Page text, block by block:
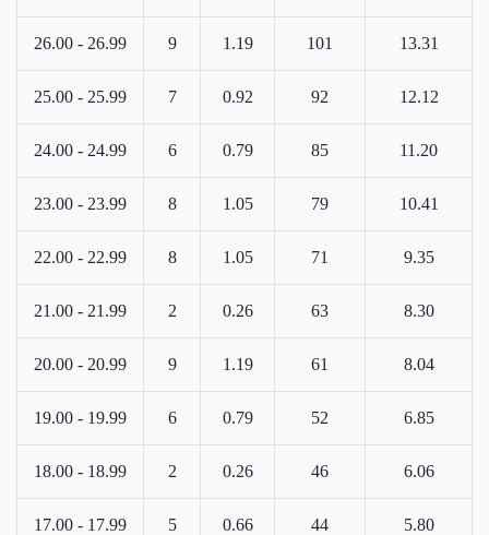
26.00 - 26.99 9 1.19 101 13.31
25.00 - 25.99 7 0.92 92 12.12
24.00 - 24.99 6 0.79 85 11.20
23.00 - 23.99 8 1.05 79 10.41
22.00 - 22.99 8 1.05 71 9.35
21.00 - 21.99 2 0.26 63 8.30
20.00 - 20.99 9 1.19 61 8.04
19.00 - 19.99 6 0.79 52 6.85
18.00 - 18.99 2 0.26 46 6.06
17.00 - 17.99 5 0.66 44 5.80